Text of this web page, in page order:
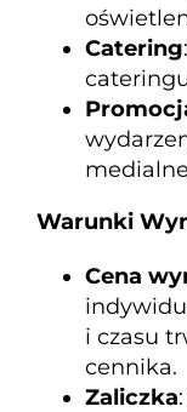
Catering
Warunki
Cena
i czasu
cennika.
Zaliczka